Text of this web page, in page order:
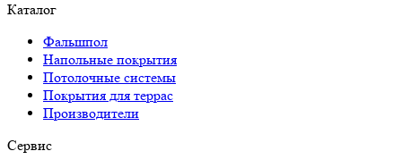
Каталог
Фальшпол
Напольные покрытия
Потолочные системы
Покрытия для террас
Производители
Сервис